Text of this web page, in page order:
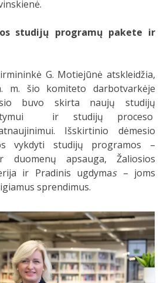
studijų programų pakete ir
G. Motiejūnė atskleidžia,
m. šio komiteto darbotvarkėje
buvo skirta naujų studijų
ir studijų proceso
Išskirtinio dėmesio
vykdyti studijų programos –
duomenų apsauga, Žaliosios
ir Pradinis ugdymas– joms
sprendimus.